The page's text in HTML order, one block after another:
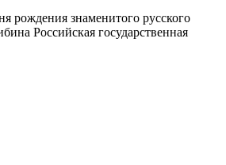
рождения знаменитого русского
Российская государственная